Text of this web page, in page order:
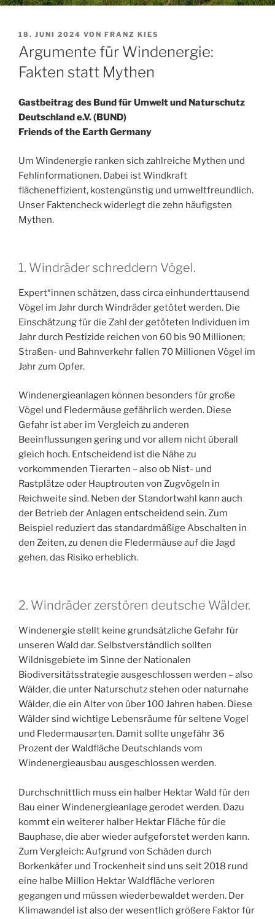
VERÖFFENTLICHT
AM
18. JUNI 2024 VON FRANZ KIES
Argumente für Windenergie:
Fakten statt Mythen
Gastbeitrag des Bund für Umwelt und Naturschutz
Deutschland e.V. (BUND)
Friends of the Earth Germany
Um Windenergie ranken sich zahlreiche Mythen und
Fehlinformationen. Dabei ist Windkraft
flächeneffizient, kostengünstig und umweltfreundlich.
Unser Faktencheck widerlegt die zehn häufigsten
Mythen.
1. Windräder schreddern Vögel.
Expert*innen schätzen, dass circa einhunderttausend
Vögel im Jahr durch Windräder getötet werden. Die
Einschätzung für die Zahl der getöteten Individuen im
Jahr durch Pestizide reichen von 60 bis 90 Millionen;
Straßen- und Bahnverkehr fallen 70 Millionen Vögel im
Jahr zum Opfer.
Windenergieanlagen können besonders für große
Vögel und Fledermäuse gefährlich werden. Diese
Gefahr ist aber im Vergleich zu anderen
Beeinflussungen gering und vor allem nicht überall
gleich hoch. Entscheidend ist die Nähe zu
vorkommenden Tierarten – also ob Nist- und
Rastplätze oder Hauptrouten von Zugvögeln in
Reichweite sind. Neben der Standortwahl kann auch
der Betrieb der Anlagen entscheidend sein. Zum
Beispiel reduziert das standardmäßige Abschalten in
den Zeiten, zu denen die Fledermäuse auf die Jagd
gehen, das Risiko erheblich.
2. Windräder zerstören deutsche Wälder.
Windenergie stellt keine grundsätzliche Gefahr für
unseren Wald dar. Selbstverständlich sollten
Wildnisgebiete im Sinne der Nationalen
Biodiversitätsstrategie ausgeschlossen werden – also
Wälder, die unter Naturschutz stehen oder naturnahe
Wälder, die ein Alter von über 100 Jahren haben. Diese
Wälder sind wichtige Lebensräume für seltene Vogel
und Fledermausarten. Damit sollte ungefähr 36
Prozent der Waldfläche Deutschlands vom
Windenergieausbau ausgeschlossen werden.
Durchschnittlich muss ein halber Hektar Wald für den
Bau einer Windenergieanlage gerodet werden. Dazu
kommt ein weiterer halber Hektar Fläche für die
Bauphase, die aber wieder aufgeforstet werden kann.
Zum Vergleich: Aufgrund von Schäden durch
Borkenkäfer und Trockenheit sind uns seit 2018 rund
eine halbe Million Hektar Waldfläche verloren
gegangen und müssen wiederbewaldet werden. Der
Klimawandel ist also der wesentlich größere Faktor für